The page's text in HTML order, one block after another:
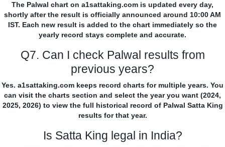
The Palwal chart on a1sattaking.com is updated every day,
shortly after the result is officially announced around 10:00 AM
IST. Each new result is added to the chart immediately so the
yearly record stays complete and accurate.
Q7. Can I check Palwal results from
previous years?
Yes. a1sattaking.com keeps record charts for multiple years. You
can visit the charts section and select the year you want (2024,
2025, 2026) to view the full historical record of Palwal Satta King
results for that year.
Is Satta King legal in India?